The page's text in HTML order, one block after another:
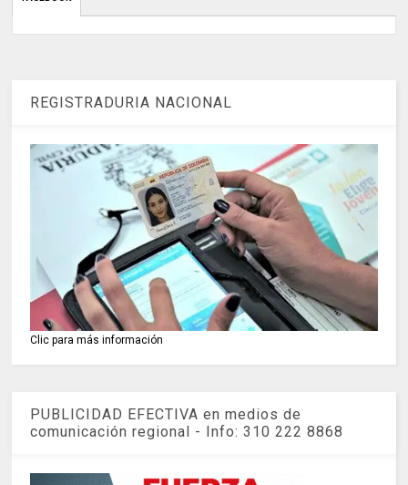
REGISTRADURIA NACIONAL
Clic para más información
PUBLICIDAD EFECTIVA en medios de
comunicación regional - Info: 310 222 8868